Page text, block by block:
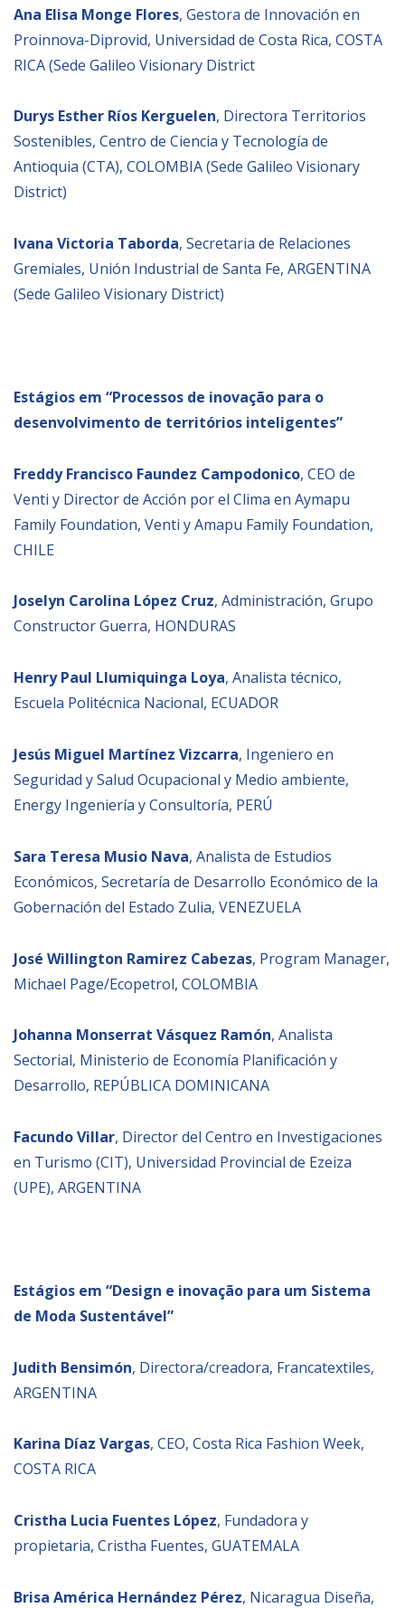
Ana Elisa Monge Flores, Gestora de Innovación en
Proinnova-Diprovid, Universidad de Costa Rica, COSTA
RICA (Sede Galileo Visionary District
Durys Esther Ríos Kerguelen, Directora Territorios
Sostenibles, Centro de Ciencia y Tecnología de
Antioquia (CTA), COLOMBIA (Sede Galileo Visionary
District)
Ivana Victoria Taborda, Secretaria de Relaciones
Gremiales, Unión Industrial de Santa Fe, ARGENTINA
(Sede Galileo Visionary District)
Estágios em “Processos de inovação para o
desenvolvimento de territórios inteligentes”
Freddy Francisco Faundez Campodonico, CEO de
Venti y Director de Acción por el Clima en Aymapu
Family Foundation, Venti y Amapu Family Foundation,
CHILE
Joselyn Carolina López Cruz, Administración, Grupo
Constructor Guerra, HONDURAS
Henry Paul Llumiquinga Loya, Analista técnico,
Escuela Politécnica Nacional, ECUADOR
Jesús Miguel Martínez Vizcarra, Ingeniero en
Seguridad y Salud Ocupacional y Medio ambiente,
Energy Ingeniería y Consultoría, PERÚ
Sara Teresa Musio Nava, Analista de Estudios
Económicos, Secretaría de Desarrollo Económico de la
Gobernación del Estado Zulia, VENEZUELA
José Willington Ramirez Cabezas, Program Manager,
Michael Page/Ecopetrol, COLOMBIA
Johanna Monserrat Vásquez Ramón, Analista
Sectorial, Ministerio de Economía Planificación y
Desarrollo, REPÚBLICA DOMINICANA
Facundo Villar, Director del Centro en Investigaciones
en Turismo (CIT), Universidad Provincial de Ezeiza
(UPE), ARGENTINA
Estágios em “Design e inovação para um Sistema
de Moda Sustentável”
Judith Bensimón, Directora/creadora, Francatextiles,
ARGENTINA
Karina Díaz Vargas, CEO, Costa Rica Fashion Week,
COSTA RICA
Cristha Lucia Fuentes López, Fundadora y
propietaria, Cristha Fuentes, GUATEMALA
Brisa América Hernández Pérez, Nicaragua Diseña,